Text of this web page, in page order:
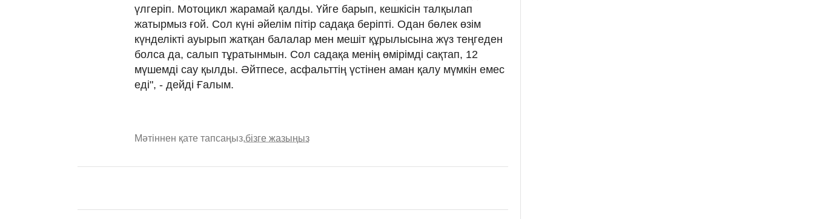
үлгеріп. Мотоцикл жарамай қалды. Үйге барып, кешкісін талқылап
жатырмыз ғой. Сол күні әйелім пітір садақа беріпті. Одан бөлек өзім
күнделікті ауырып жатқан балалар мен мешіт құрылысына жүз теңгеден
болса да, салып тұратынмын. Сол садақа менің өмірімді сақтап, 12
мүшемді сау қылды. Әйтпесе, асфальттің үстінен аман қалу мүмкін емес
еді", - дейді Ғалым.
Мәтіннен қате тапсаңыз,бізге жазыңыз